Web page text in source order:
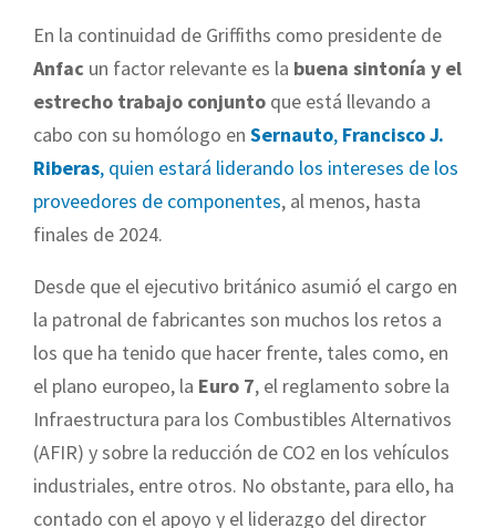
En la continuidad de Griffiths como presidente de
Anfac un factor relevante es la buena sintonía y el
estrecho trabajo conjunto que está llevando a
cabo con su homólogo en Sernauto, Francisco J.
Riberas, quien estará liderando los intereses de los
proveedores de componentes, al menos, hasta
finales de 2024.
Desde que el ejecutivo británico asumió el cargo en
la patronal de fabricantes son muchos los retos a
los que ha tenido que hacer frente, tales como, en
el plano europeo, la Euro 7, el reglamento sobre la
Infraestructura para los Combustibles Alternativos
(AFIR) y sobre la reducción de CO2 en los vehículos
industriales, entre otros. No obstante, para ello, ha
contado con el apoyo y el liderazgo del director